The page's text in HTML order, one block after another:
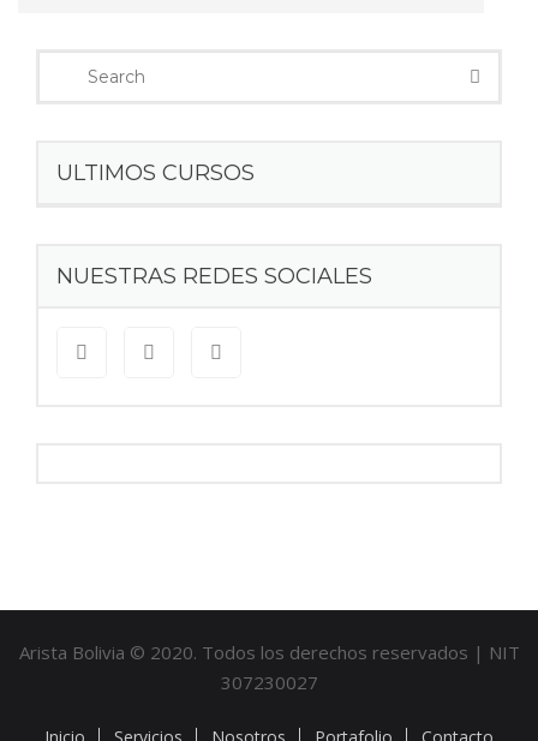
ULTIMOS CURSOS
NUESTRAS REDES SOCIALES
Arista Bolivia © 2020. Todos los derechos reservados | NIT
307230027